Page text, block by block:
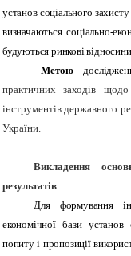
установ соціального
визначаються соціально-
будуються ринкові
Метою
практичних заходів
інструментів державного
України.
Викладення
результатів
Для формування
економічної бази установ
попиту і пропозиції